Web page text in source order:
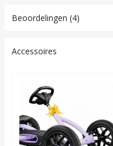
Beoordelingen (4)
Accessoires